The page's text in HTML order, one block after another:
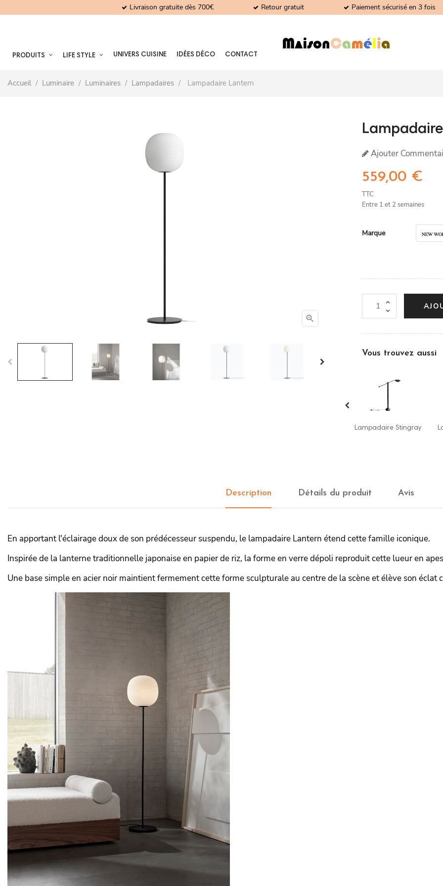
Livraison gratuite dès 700€ Retour gratuit Paiement sécurisé en 3 fois
PRODUITS LIFE STYLE UNIVERS CUISINE IDÉES DÉCO CONTACT
Accueil Luminaire Luminaires Lampadaires Lampadaire Lantern

Ajouter
559,00 €
TTC
Entre 1 et 2 semaines
Marque
Vous trouvez aussi
Lampadaire Material
Description Détails du produit Avis
En apportant l'éclairage doux de son prédécesseur suspendu, le lampadaire Lantern étend cette famille iconique.
Inspirée de la lanterne traditionnelle japonaise en papier de riz, la forme en verre dépoli reproduit cette lueur en
Une base simple en acier noir maintient fermement cette forme sculpturale au centre de la scène et élève son éclat